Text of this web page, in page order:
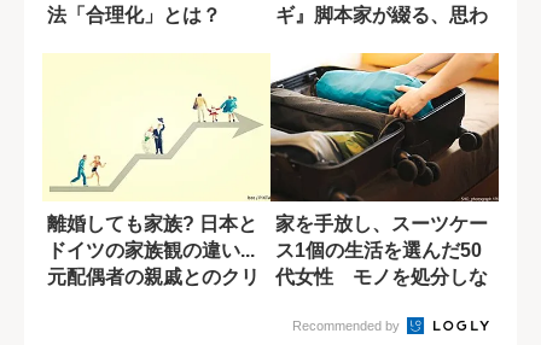
法「合理化」とは？
ギ』脚本家が綴る、思わ
離婚しても家族? 日本と
ドイツの家族観の違い...
元配偶者の親戚とのクリ
家を手放し、スーツケー
ス1個の生活を選んだ50
代女性 モノを処分しな
Recommended by